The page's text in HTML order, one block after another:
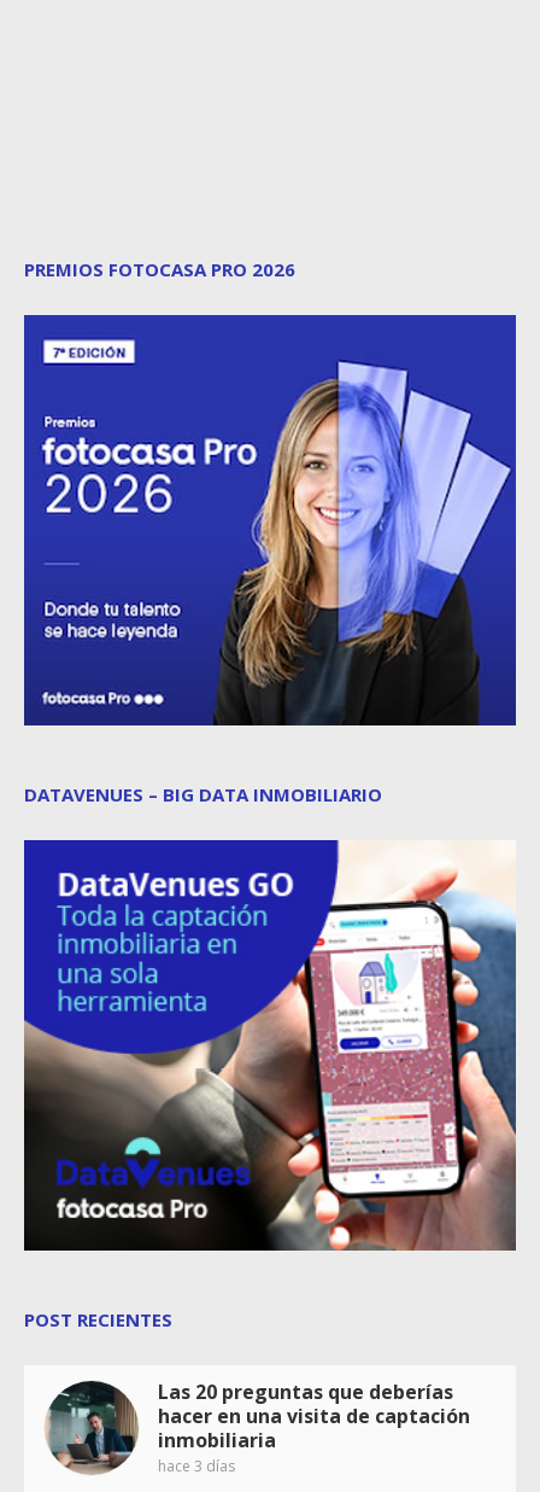
PREMIOS FOTOCASA PRO 2026
DATAVENUES – BIG DATA INMOBILIARIO
POST RECIENTES
Las 20 preguntas que deberías
hacer en una visita de captación
inmobiliaria
hace 3 días